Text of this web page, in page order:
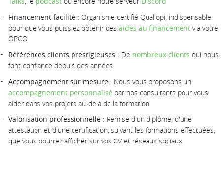
Financement facilité : Organisme certifié Qualiopi, indispensable
pour que vous puissiez obtenir des aides au financement via votre
OPCO
Références clients prestigieuses : De nombreux clients qui nous
font confiance depuis des années
Accompagnement sur mesure : Nous vous proposons un
accompagnement personnalisé par nos consultants pour vous
aider dans vos projets au-delà de la formation
Valorisation professionnelle : Remise d'un diplôme, d'une
attestation et d'une certification, suivant les formations effectuées,
que vous pourrez afficher sur vos CV et réseaux sociaux